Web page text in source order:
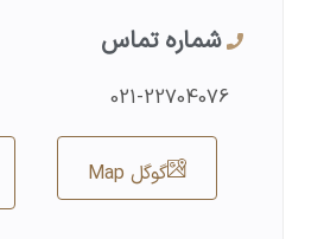
شماره تماس
021-22704076
گوگل Map